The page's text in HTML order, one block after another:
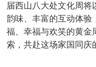
届西山八大处文化周
韵味、丰富的互动体验
福、幸福与欢笑的黄金
索，共赴这场家国同庆